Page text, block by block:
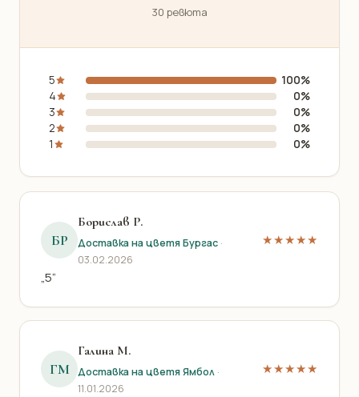
30 ревюта
5
100%
4
0%
3
0%
2
0%
1
0%
БР
Борислав Р.
Доставка на цветя Бургас ·
03.02.2026
★★★★★
„5“
ГМ
Галина М.
Доставка на цветя Ямбол ·
11.01.2026
★★★★★